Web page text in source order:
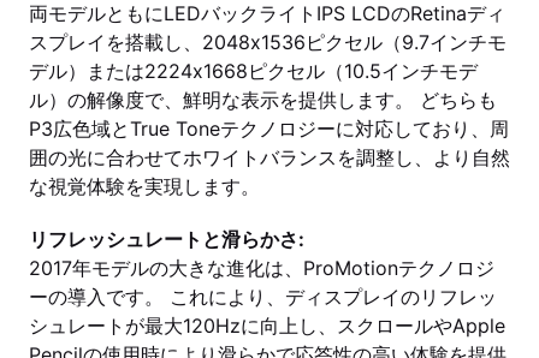
両モデルともにLEDバックライトIPS LCDのRetinaディ
スプレイを搭載し、2048x1536ピクセル（9.7インチモ
デル）または2224x1668ピクセル（10.5インチモデ
ル）の解像度で、鮮明な表示を提供します。 どちらも
P3広色域とTrue Toneテクノロジーに対応しており、周
囲の光に合わせてホワイトバランスを調整し、より自然
な視覚体験を実現します。
リフレッシュレートと滑らかさ:
2017年モデルの大きな進化は、ProMotionテクノロジ
ーの導入です。 これにより、ディスプレイのリフレッ
シュレートが最大120Hzに向上し、スクロールやApple